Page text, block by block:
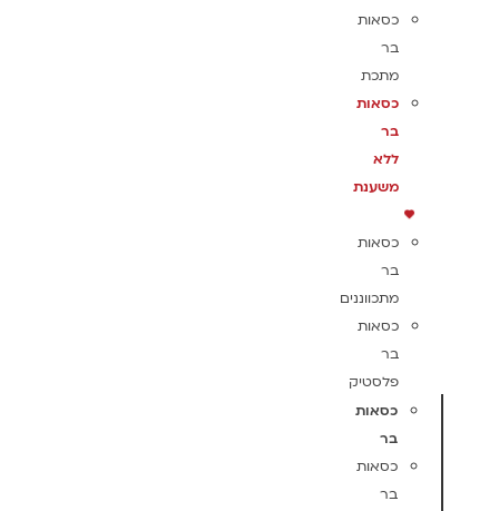
כסאות
בר
מתכת
כסאות
בר
ללא
משענת
כסאות
בר
מתכווננים
כסאות
בר
פלסטיק
כסאות
בר
כסאות
בר